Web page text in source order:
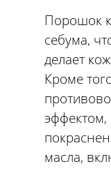
Порошок
себума,
делает
Кроме
масла,